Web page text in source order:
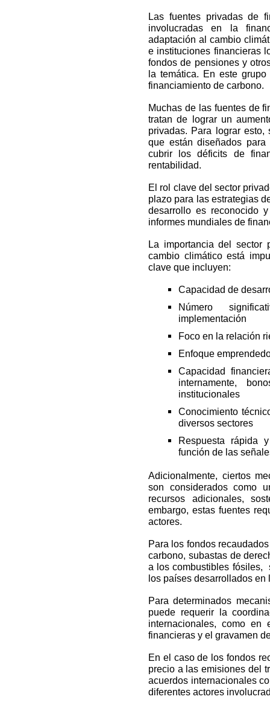
Las fuentes privadas de
involucradas en la
adaptación al cambio
e instituciones financieras
fondos de pensiones y
la temática. En este
financiamiento de carbono.
Muchas de las fuentes de
tratan de lograr un
privadas. Para lograr esto,
que están diseñados
cubrir los déficits de
rentabilidad.
El rol clave del sector
plazo para las estrategias
desarrollo es reconocido
informes mundiales de
La importancia del sector
cambio climático está
clave que incluyen:
Capacidad de
Número
implementación
Foco en la relación
Enfoque
Capacidad
internamente,
institucionales
Conocimiento
diversos sectores
Respuesta rápida
función de las
Adicionalmente, ciertos
son considerados como
recursos adicionales,
embargo, estas fuentes
actores.
Para los fondos
carbono, subastas de
a los combustibles fósiles,
los países desarrollados en
Para determinados
puede requerir la
internacionales, como en
financieras y el gravamen
En el caso de los fondos
precio a las emisiones del
acuerdos internacionales
diferentes actores